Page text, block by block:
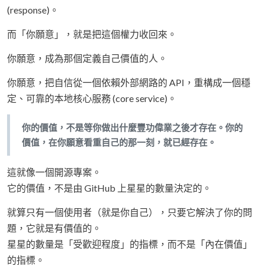
(response)。
而「你願意」，就是把這個權力收回來。
你願意，成為那個定義自己價值的人。
你願意，把自信從一個依賴外部網路的 API，重構成一個穩
定、可靠的本地核心服務 (core service)。
你的價值，不是等你做出什麼豐功偉業之後才存在。你的
價值，在你願意看重自己的那一刻，就已經存在。
這就像一個開源專案。
它的價值，不是由 GitHub 上星星的數量決定的。
就算只有一個使用者（就是你自己），只要它解決了你的問
題，它就是有價值的。
星星的數量是「受歡迎程度」的指標，而不是「內在價值」
的指標。